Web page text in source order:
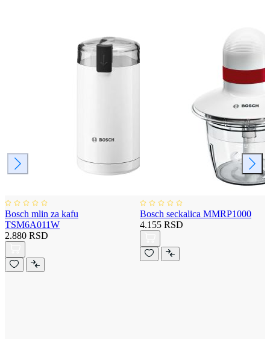
Bosch mlin za kafu
TSM6A011W
2.880 RSD
Bosch seckalica MMRP1000
4.155 RSD